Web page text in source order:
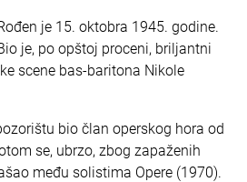
je 15. oktobra 1945. godine.
je, po opštoj proceni, briljantni
scene bas-baritona Nikole
bio član operskog hora od
se, ubrzo, zbog zapaženih
među solistima Opere (1970).